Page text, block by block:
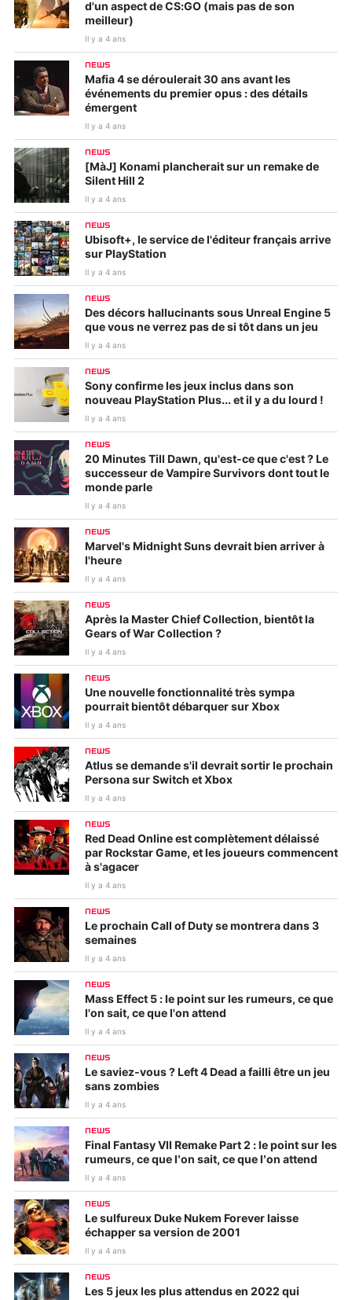
d'un aspect de CS:GO (mais pas de son
meilleur)
Il y a 4 ans
NEWS
Mafia 4 se déroulerait 30 ans avant les
événements du premier opus : des détails
émergent
Il y a 4 ans
NEWS
[MàJ] Konami plancherait sur un remake de
Silent Hill 2
Il y a 4 ans
NEWS
Ubisoft+, le service de l'éditeur français arrive
sur PlayStation
Il y a 4 ans
NEWS
Des décors hallucinants sous Unreal Engine 5
que vous ne verrez pas de si tôt dans un jeu
Il y a 4 ans
NEWS
Sony confirme les jeux inclus dans son
nouveau PlayStation Plus... et il y a du lourd !
Il y a 4 ans
NEWS
20 Minutes Till Dawn, qu'est-ce que c'est ? Le
successeur de Vampire Survivors dont tout le
monde parle
Il y a 4 ans
NEWS
Marvel's Midnight Suns devrait bien arriver à
l'heure
Il y a 4 ans
NEWS
Après la Master Chief Collection, bientôt la
Gears of War Collection ?
Il y a 4 ans
NEWS
Une nouvelle fonctionnalité très sympa
pourrait bientôt débarquer sur Xbox
Il y a 4 ans
NEWS
Atlus se demande s'il devrait sortir le prochain
Persona sur Switch et Xbox
Il y a 4 ans
NEWS
Red Dead Online est complètement délaissé
par Rockstar Game, et les joueurs commencent
à s'agacer
Il y a 4 ans
NEWS
Le prochain Call of Duty se montrera dans 3
semaines
Il y a 4 ans
NEWS
Mass Effect 5 : le point sur les rumeurs, ce que
l'on sait, ce que l'on attend
Il y a 4 ans
NEWS
Le saviez-vous ? Left 4 Dead a failli être un jeu
sans zombies
Il y a 4 ans
NEWS
Final Fantasy VII Remake Part 2 : le point sur les
rumeurs, ce que l’on sait, ce que l’on attend
Il y a 4 ans
NEWS
Le sulfureux Duke Nukem Forever laisse
échapper sa version de 2001
Il y a 4 ans
NEWS
Les 5 jeux les plus attendus en 2022 qui